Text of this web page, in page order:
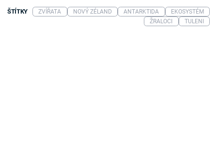
ŠTÍTKY ZVÍŘATA NOVÝ ZÉLAND ANTARKTIDA
EKOSYSTÉM
ŽRALOCI
TULENI